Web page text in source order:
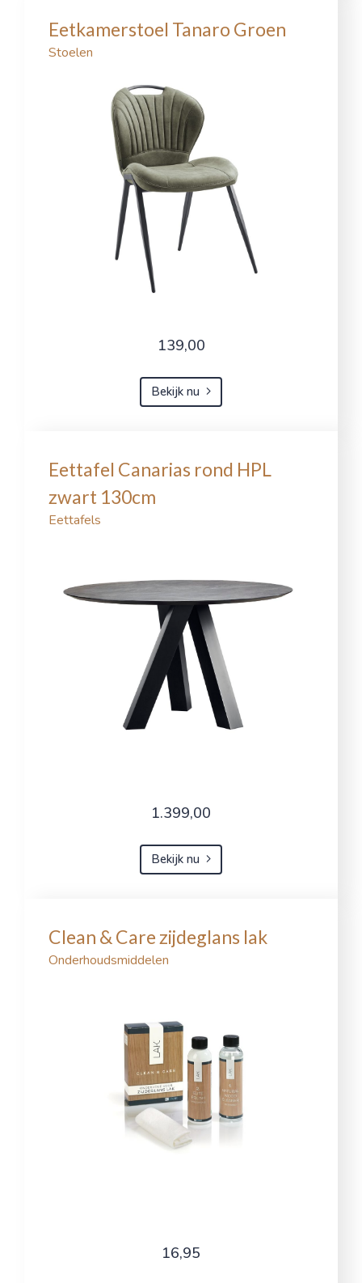
Eetkamerstoel Tanaro Groen
Stoelen
139,00
Bekijk nu
Eettafel Canarias rond HPL
zwart 130cm
Eettafels
1.399,00
Bekijk nu
Clean & Care zijdeglans lak
Onderhoudsmiddelen
16,95